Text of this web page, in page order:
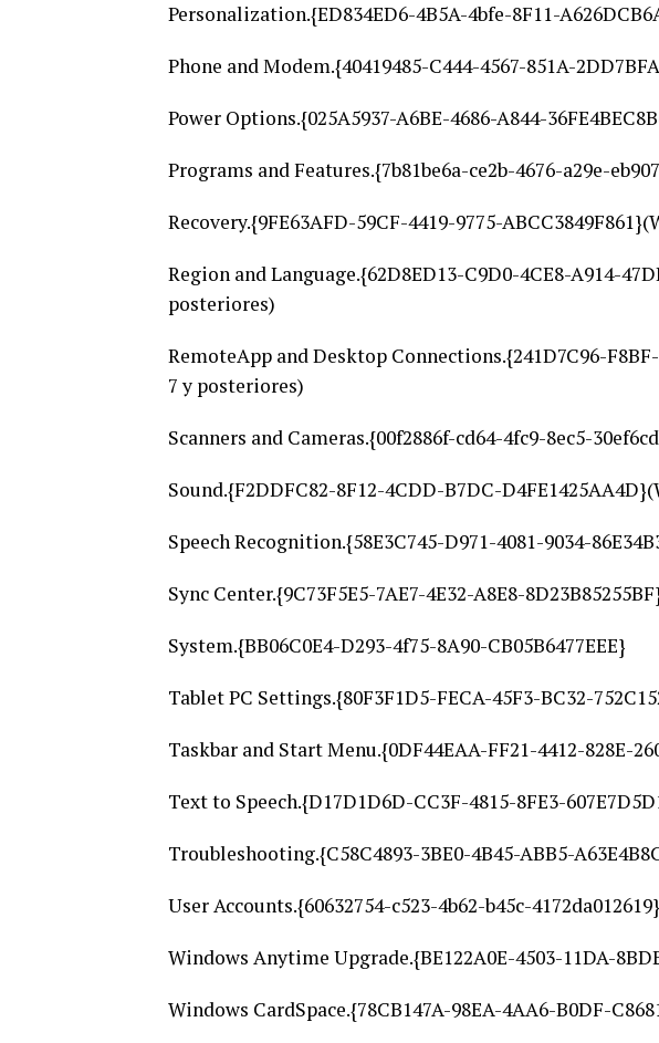
Personalization.{ED834ED6-4B5A-4bfe-8F11-
Phone and Modem.{40419485-C444-4567-851A-
Power Options.{025A5937-A6BE-4686-A844-
Programs and Features.{7b81be6a-ce2b-4676-a29e-
Recovery.{9FE63AFD-59CF-4419-9775-
Region and Language.{62D8ED13-C9D0-4CE8-A914-
posteriores)
RemoteApp and Desktop Connections.{241D7C96-
7 y posteriores)
Scanners and Cameras.{00f2886f-cd64-4fc9-8ec5-
Sound.{F2DDFC82-8F12-4CDD-B7DC-
Speech Recognition.{58E3C745-D971-4081-9034-
Sync Center.{9C73F5E5-7AE7-4E32-A8E8-
System.{BB06C0E4-D293-4f75-8A90-CB05B6477EEE}
Tablet PC Settings.{80F3F1D5-FECA-45F3-BC32-
Taskbar and Start Menu.{0DF44EAA-FF21-4412-828E-
Text to Speech.{D17D1D6D-CC3F-4815-8FE3-
Troubleshooting.{C58C4893-3BE0-4B45-ABB5-
User Accounts.{60632754-c523-4b62-b45c-4172da012619}
Windows Anytime Upgrade.{BE122A0E-4503-11DA-
Windows CardSpace.{78CB147A-98EA-4AA6-B0DF-